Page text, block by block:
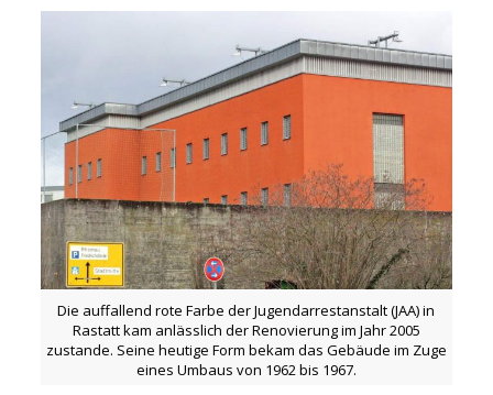
Die auffallend rote Farbe der Jugendarrestanstalt (JAA) in
Rastatt kam anlässlich der Renovierung im Jahr 2005
zustande. Seine heutige Form bekam das Gebäude im Zuge
eines Umbaus von 1962 bis 1967.